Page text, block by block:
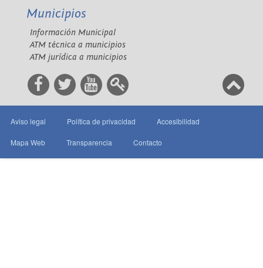
Municipios
Información Municipal
ATM técnica a municipios
ATM jurídica a municipios
Aviso legal Política de privacidad Accesibilidad
Mapa Web Transparencia Contacto